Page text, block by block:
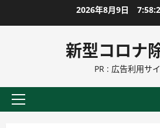
ン
に
2026年8月9日
新型コロナ
PR : 広告利用サ
プ